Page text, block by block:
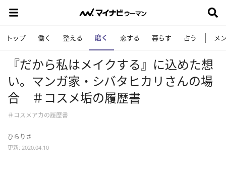
トップ 働く 整える 磨く 恋する 暮らす 占う メ
『だから私はメイクする』に込めた想
い。マンガ家・シバタヒカリさんの場
合 ＃コスメ垢の履歴書
＃コスメアカの履歴書
ひらりさ
更新: 2020.04.10